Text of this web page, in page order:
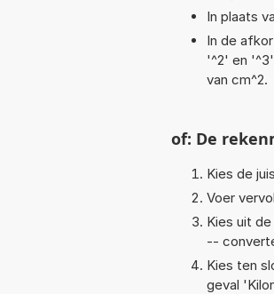
In plaats
In de
'^2' en
van cm^2.
of: De
Kies de
Voer
Kies uit
--
Kies ten
geval '